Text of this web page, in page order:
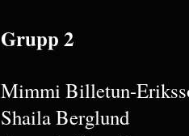
Grupp 2
Mimmi Billetun-
Shaila Berglund